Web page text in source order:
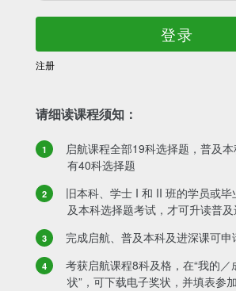
登录
注册
请细读课程须知：
启航课程全部19科选择题，普及
有40科选择题
旧本科、学士 I 和 II 班的学员或
及本科选择题考试，才可升读普
完成启航、普及本科及进深课可
考获启航课程8科及格，在“我的／
状”，可下载电子奖状，并填表参